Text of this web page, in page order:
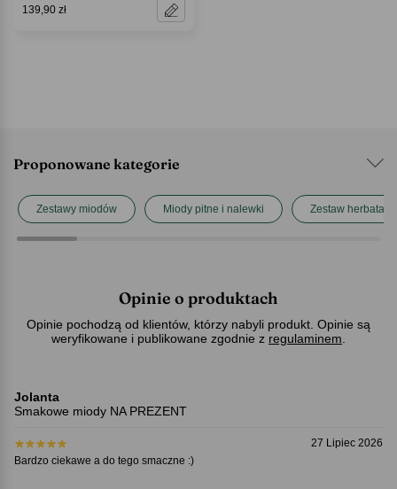
139,90 zł
Proponowane kategorie
Zestawy miodów Miody pitne i nalewki Zestaw herbata z
Opinie o produktach
Opinie pochodzą od klientów, którzy nabyli produkt. Opinie są
weryfikowane i publikowane zgodnie z regulaminem
Smakowe miody NA PREZENT
Jolanta
27 Lipiec 2026
Bardzo ciekawe a do tego smaczne :)